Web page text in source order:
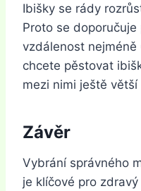
Ibišky se rády
Proto se
vzdálenost
chcete pěstovat
mezi nimi ještě větší
Závěr
Vybrání správného
je klíčové pro